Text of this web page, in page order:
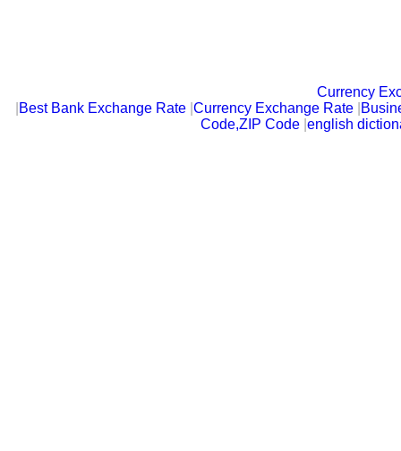
Currency
Best Bank Exchange Rate |Currency Exchange Rate
Code,ZIP Code english